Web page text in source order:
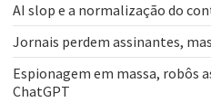
AI slop e a normalização do
Jornais perdem assinantes,
Espionagem em massa, robôs
ChatGPT